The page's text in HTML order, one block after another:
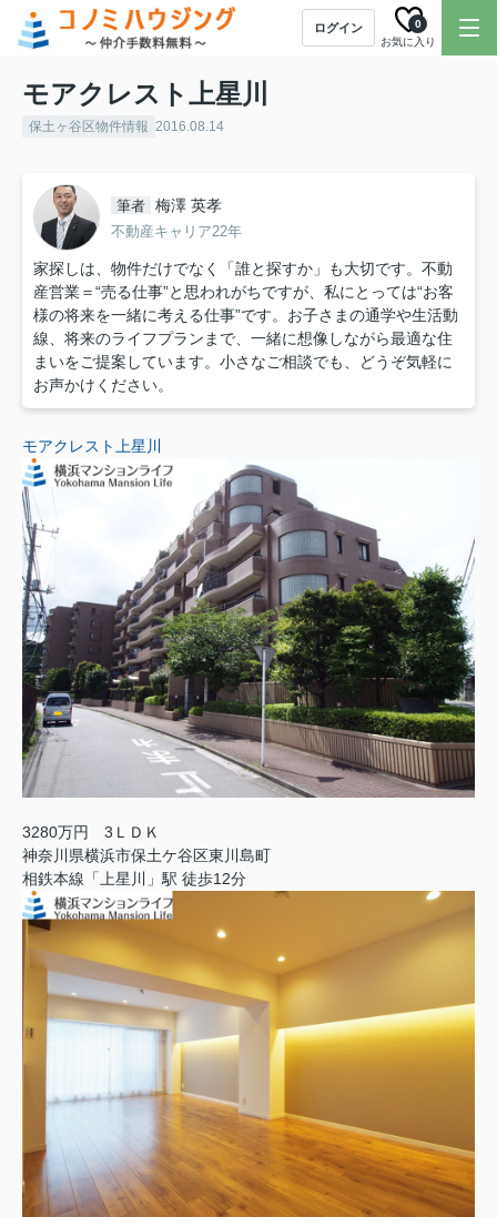
ログイン
お気に入り
0
モアクレスト上星川
保土ヶ谷区物件情報 2016.08.14
筆者 梅澤 英孝
不動産キャリア22年
家探しは、物件だけでなく「誰と探すか」も大切です。不動
産営業＝“売る仕事”と思われがちですが、私にとっては“お客
様の将来を一緒に考える仕事”です。お子さまの通学や生活動
線、将来のライフプランまで、一緒に想像しながら最適な住
まいをご提案しています。小さなご相談でも、どうぞ気軽に
お声かけください。
モアクレスト上星川
3280万円 3ＬＤＫ
神奈川県横浜市保土ケ谷区東川島町
相鉄本線「上星川」駅 徒歩12分